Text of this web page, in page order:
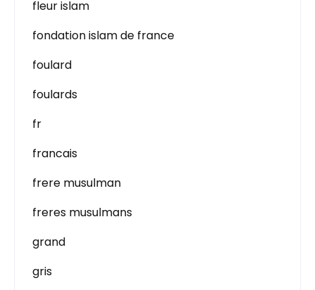
fleur islam
fondation islam de france
foulard
foulards
fr
francais
frere musulman
freres musulmans
grand
gris